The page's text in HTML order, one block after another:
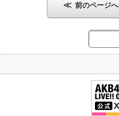
≪ 前のページへ